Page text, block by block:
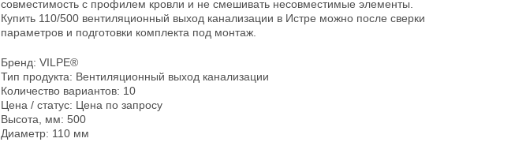
совместимость с профилем кровли и не смешивать несовместимые элементы.
Купить 110/500 вентиляционный выход канализации в Истре можно после сверки
параметров и подготовки комплекта под монтаж.
Бренд: VILPE®
Тип продукта: Вентиляционный выход канализации
Количество вариантов: 10
Цена / статус: Цена по запросу
Высота, мм: 500
Диаметр: 110 мм